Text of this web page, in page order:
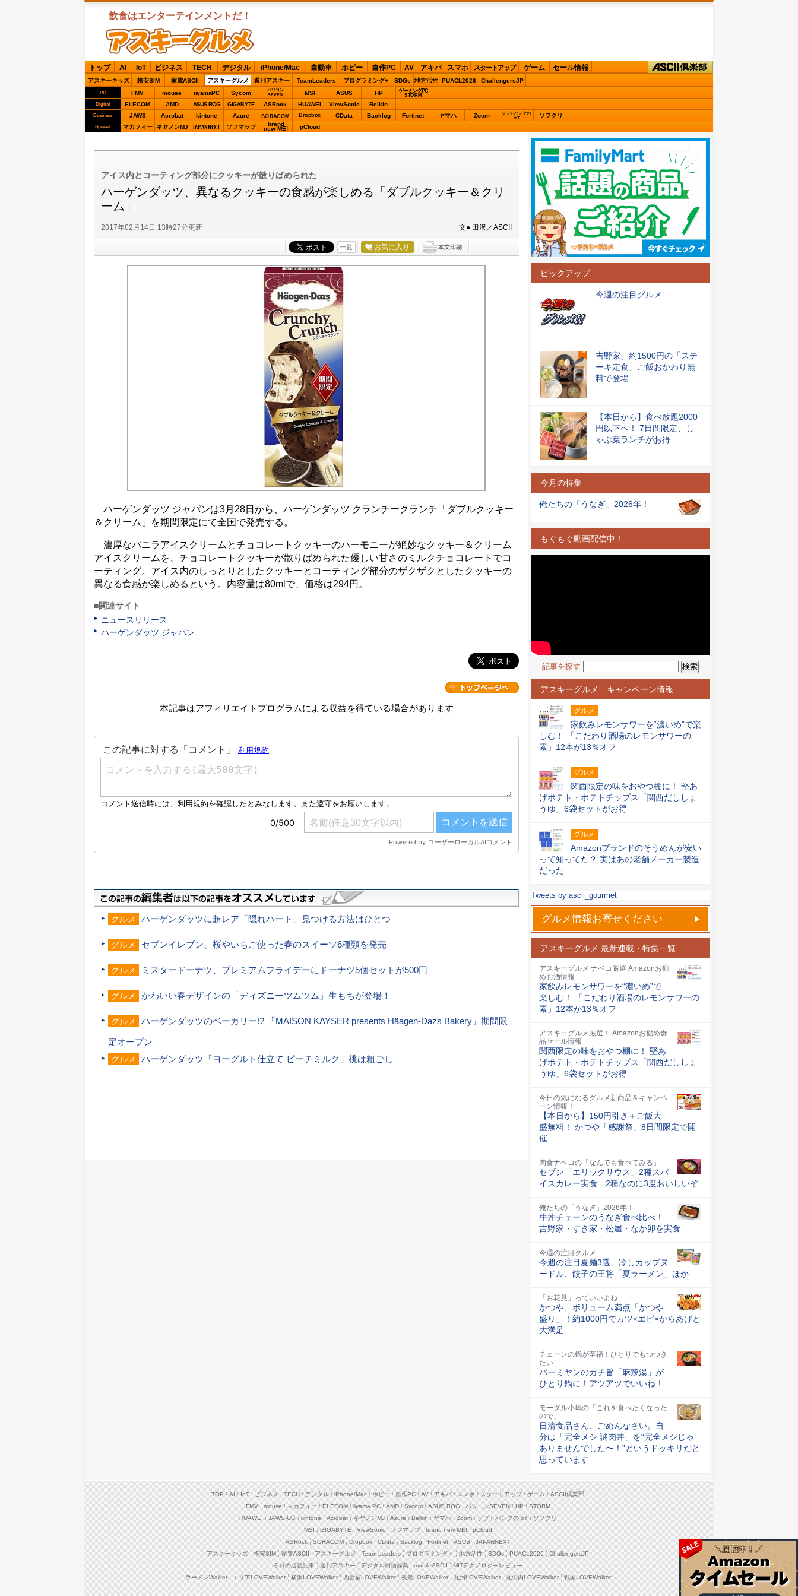
飲食はエンターテインメントだ！
ASCIIグルメ
トップ AI IoT ビジネス TECH デジタル iPhone/Mac 自動車 ホビー 自作PC AV アキバ スマホ スタートアップ ゲーム セール情報
アスキーキッズ 格安SIM 家電ASCII アスキーグルメ 週刊アスキー TeamLeaders プログラミング+ SDGs 地方活性 PUACL2026 ChallengersJP
PC FMV mouse iiyamaPC Sycom
パソコン
SEVEN
MSI ASUS HP ゲーミングPC
STORM
Digital ELECOM AMD ASUS ROG GIGABYTE ASRock HUAWEI ViewSonic Belkin
Business JAWS Acrobat kintone Azure SORACOM Dropbox CData Backlog Fortinet ヤマハ Zoom
ソフトバンクの
IoT
ソフクリ
Special マカフィー キヤノンMJ JAPANNEXT ソフマップ brand
new ME! pCloud
アイス内とコーティング部分にクッキーが散りばめられた
ハーゲンダッツ、異なるクッキーの食感が楽しめる「ダブルクッキー＆クリ
ーム」
2017年02月14日 13時27分更新 文● 田沢／ASCII
一覧 お気に入り
ハーゲンダッツ ジャパンは3月28日から、ハーゲンダッツ クランチークランチ「ダブルクッキー
＆クリーム」を期間限定にて全国で発売する。
濃厚なバニラアイスクリームとチョコレートクッキーのハーモニーが絶妙なクッキー＆クリーム
アイスクリームを、チョコレートクッキーが散りばめられた優しい甘さのミルクチョコレートでコ
ーティング。アイス内のしっとりとしたクッキーとコーティング部分のザクザクとしたクッキーの
異なる食感が楽しめるという。内容量は80mlで、価格は294円。
■関連サイト
ニュースリリース
ハーゲンダッツ ジャパン
本記事はアフィリエイトプログラムによる収益を得ている場合があります
グルメ ハーゲンダッツに超レア「隠れハート」見つける方法はひとつ
グルメ セブンイレブン、桜やいちご使った春のスイーツ6種類を発売
グルメ ミスタードーナツ、プレミアムフライデーにドーナツ5個セットが500円
グルメ かわいい春デザインの「ディズニーツムツム」生もちが登場！
グルメ ハーゲンダッツのベーカリー!? 「MAISON KAYSER presents Häagen-Dazs Bakery」期間限
定オープン
グルメ ハーゲンダッツ「ヨーグルト仕立て ピーチミルク」桃は粗ごし
ピックアップ
今週の注目グルメ
吉野家、約1500円の「ステ
ーキ定食」ご飯おかわり無
料で登場
【本日から】食べ放題2000
円以下へ！ 7日間限定、し
ゃぶ葉ランチがお得
今月の特集
俺たちの「うなぎ」2026年！
もぐもぐ動画配信中！
記事を探す
アスキーグルメ キャンペーン情報
グルメ
家飲みレモンサワーを“濃いめ”で楽
しむ！ 「こだわり酒場のレモンサワーの
素」12本が13％オフ
グルメ
関西限定の味をおやつ棚に！ 堅あ
げポテト・ポテトチップス「関西だししょ
うゆ」6袋セットがお得
グルメ
Amazonブランドのそうめんが安い
って知ってた？ 実はあの老舗メーカー製造
だった
Tweets by ascii_gourmet
グルメ情報お寄せください
アスキーグルメ 最新連載・特集一覧
アスキーグルメ ナベコ厳選 Amazonお勧
めお酒情報
家飲みレモンサワーを“濃いめ”で
楽しむ！ 「こだわり酒場のレモンサワーの
素」12本が13％オフ
アスキーグルメ厳選！ Amazonお勧め食
品セール情報
関西限定の味をおやつ棚に！ 堅あ
げポテト・ポテトチップス「関西だししょ
うゆ」6袋セットがお得
今日の気になるグルメ新商品＆キャンペ
ーン情報！
【本日から】150円引き＋ご飯大
盛無料！ かつや「感謝祭」8日間限定で開
催
肉食ナベコの「なんでも食べてみる」
セブン「エリックサウス」2種スパ
イスカレー実食 2種なのに3度おいしいぞ
俺たちの「うなぎ」2026年！
牛丼チェーンのうなぎ食べ比べ！
吉野家・すき家・松屋・なか卯を実食
今週の注目グルメ
今週の注目夏麺3選 冷しカップヌ
ードル、餃子の王将「夏ラーメン」ほか
「お花見」っていいよね
かつや、ボリューム満点「かつや
盛り」！約1000円でカツ×エビ×からあげと
大満足
チェーンの鍋が至福！ひとりでもつつき
たい
バーミヤンのガチ旨「麻辣湯」が
ひとり鍋に！アツアツでいいね！
モーダル小嶋の「これを食べたくなった
ので」
日清食品さん、ごめんなさい。自
分は「完全メシ 謎肉丼」を“完全メシじゃ
ありませんでした〜！”というドッキリだと
思っています
TOP AI IoT ビジネス TECH デジタル iPhone/Mac ホビー 自作PC AV アキバ スマホ スタートアップ ゲーム
ASCII倶楽部
FMV
mouse マカフィー ELECOM iiyama PC AMD Sycom ASUS ROG パソコンSEVEN HP
STORM
HUAWEI
JAWS-UG kintone Acrobat キヤノンMJ Azure Belkin ヤマハ Zoom ソフトバンクのIoT
ソフクリ
MSI
GIGABYTE ViewSonic ソフマップ brand new ME!
pCloud
ASRock
SORACOM Dropbox CData Backlog Fortinet ASUS
JAPANNEXT
アスキーキッズ
格安SIM 家電ASCII アスキーグルメ Team Leaders プログラミング＋ 地方活性 SDGs PUACL2026
ChallengersJP
今日の必読記事
週刊アスキー デジタル用語辞典 mobileASCII
MITテクノロジーレビュー
ラーメンWalker
エリアLOVEWalker 横浜LOVEWalker 西新宿LOVEWalker 夜景LOVEWalker 九州LOVEWalker 丸の内LOVEWalker 戦国LOVEWalker